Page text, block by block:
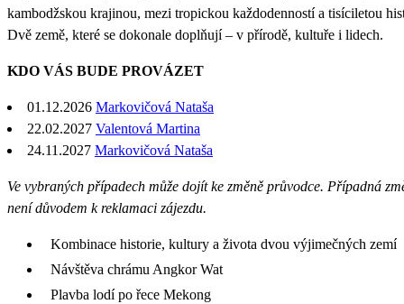
kambodžskou krajinou, mezi tropickou každodenností a tisíciletou
Dvě země, které se dokonale doplňují – v přírodě, kultuře i lidech.
KDO VÁS BUDE PROVÁZET
01.12.2026 Markovičová Nataša
22.02.2027 Valentová Martina
24.11.2027 Markovičová Nataša
Ve vybraných případech může dojít ke změně průvodce. Případná
není důvodem k reklamaci zájezdu.
Kombinace historie, kultury a života dvou výjimečných zemí
Návštěva chrámu Angkor Wat
Plavba lodí po řece Mekong